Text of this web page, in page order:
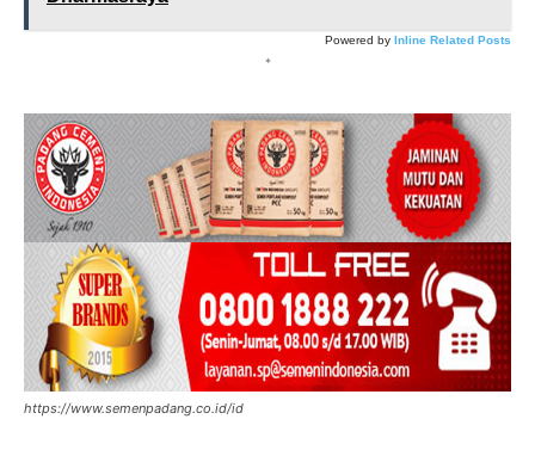
Powered by Inline Related Posts
*
https://www.semenpadang.co.id/id